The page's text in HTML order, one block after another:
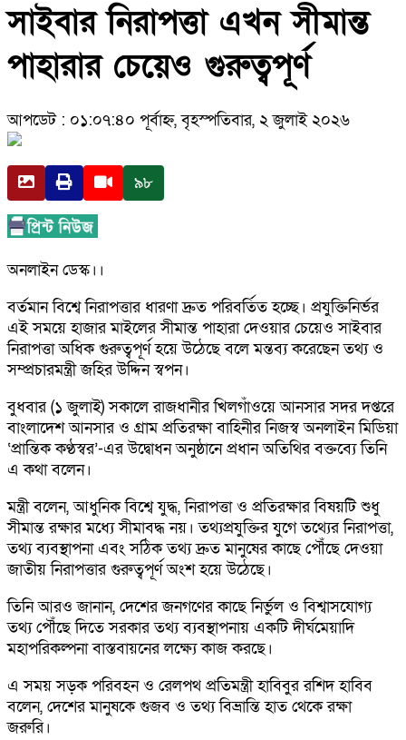
সাইবার নিরাপত্তা এখন সীমান্ত
পাহারার চেয়েও গুরুত্বপূর্ণ
আপডেট : ০১:০৭:৪০ পূর্বাহ্ন, বৃহস্পতিবার, ২ জুলাই ২০২৬
৯৮
অনলাইন ডেস্ক।।
বর্তমান বিশ্বে নিরাপত্তার ধারণা দ্রুত পরিবর্তিত হচ্ছে। প্রযুক্তিনির্ভর
এই সময়ে হাজার মাইলের সীমান্ত পাহারা দেওয়ার চেয়েও সাইবার
নিরাপত্তা অধিক গুরুত্বপূর্ণ হয়ে উঠেছে বলে মন্তব্য করেছেন তথ্য ও
সম্প্রচারমন্ত্রী জহির উদ্দিন স্বপন।
বুধবার (১ জুলাই) সকালে রাজধানীর খিলগাঁওয়ে আনসার সদর দপ্তরে
বাংলাদেশ আনসার ও গ্রাম প্রতিরক্ষা বাহিনীর নিজস্ব অনলাইন মিডিয়া
‘প্রান্তিক কণ্ঠস্বর’-এর উদ্বোধন অনুষ্ঠানে প্রধান অতিথির বক্তব্যে তিনি
এ কথা বলেন।
মন্ত্রী বলেন, আধুনিক বিশ্বে যুদ্ধ, নিরাপত্তা ও প্রতিরক্ষার বিষয়টি শুধু
সীমান্ত রক্ষার মধ্যে সীমাবদ্ধ নয়। তথ্যপ্রযুক্তির যুগে তথ্যের নিরাপত্তা,
তথ্য ব্যবস্থাপনা এবং সঠিক তথ্য দ্রুত মানুষের কাছে পৌঁছে দেওয়া
জাতীয় নিরাপত্তার গুরুত্বপূর্ণ অংশ হয়ে উঠেছে।
তিনি আরও জানান, দেশের জনগণের কাছে নির্ভুল ও বিশ্বাসযোগ্য
তথ্য পৌঁছে দিতে সরকার তথ্য ব্যবস্থাপনায় একটি দীর্ঘমেয়াদি
মহাপরিকল্পনা বাস্তবায়নের লক্ষ্যে কাজ করছে।
এ সময় সড়ক পরিবহন ও রেলপথ প্রতিমন্ত্রী হাবিবুর রশিদ হাবিব
বলেন, দেশের মানুষকে গুজব ও তথ্য বিভ্রান্তি হাত থেকে রক্ষা
জরুরি।